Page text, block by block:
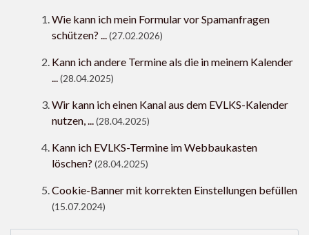
Wie kann ich mein Formular vor Spamanfragen
schützen? ...(27.02.2026)
Kann ich andere Termine als die in meinem Kalender
...(28.04.2025)
Wir kann ich einen Kanal aus dem EVLKS-Kalender
nutzen, ...(28.04.2025)
Kann ich EVLKS-Termine im Webbaukasten
löschen? (28.04.2025)
Cookie-Banner mit korrekten Einstellungen befüllen
(15.07.2024)